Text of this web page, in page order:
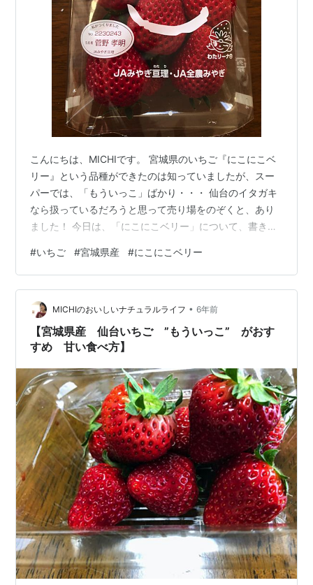
こんにちは、MICHIです。 宮城県のいちご『にこにこベ
リー』という品種ができたのは知っていましたが、スー
パーでは、「もういっこ」ばかり・・・ 仙台のイタガキ
なら扱っているだろうと思って売り場をのぞくと、あり
ました！ 今日は、「にこにこベリー」について、書きた
www.michinatural.com www.michinatural.com にこにこ
ベリー 「にこにこベリー」品種について 掛け合わせ 平
成20年開発された「もういっこ」と「とちおとめ」のか
けあわせです。 開発目的 クリスマスシーズンの出荷や長
距離輸送に適する品種として 開発されました。 …
#いちご #宮城県産 #にこにこベリー
MICHIのおいしいナチュラルライフ • 6年前
【宮城県産 仙台いちご ”もういっこ” がおす
すめ 甘い食べ方】